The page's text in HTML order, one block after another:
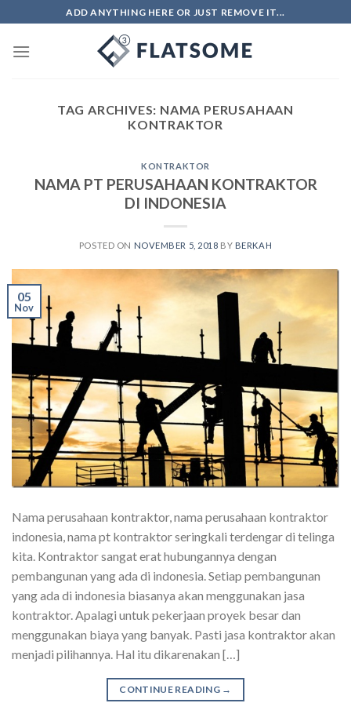
to
content
ADD ANYTHING HERE OR JUST REMOVE IT...
TAG ARCHIVES: NAMA PERUSAHAAN
KONTRAKTOR
KONTRAKTOR
NAMA PT PERUSAHAAN KONTRAKTOR
DI INDONESIA
POSTED ON NOVEMBER 5, 2018 BY BERKAH
05
Nov
Nama perusahaan kontraktor, nama perusahaan kontraktor
indonesia, nama pt kontraktor seringkali terdengar di telinga
kita. Kontraktor sangat erat hubungannya dengan
pembangunan yang ada di indonesia. Setiap pembangunan
yang ada di indonesia biasanya akan menggunakan jasa
kontraktor. Apalagi untuk pekerjaan proyek besar dan
menggunakan biaya yang banyak. Pasti jasa kontraktor akan
menjadi pilihannya. Hal itu dikarenakan […]
CONTINUE READING →